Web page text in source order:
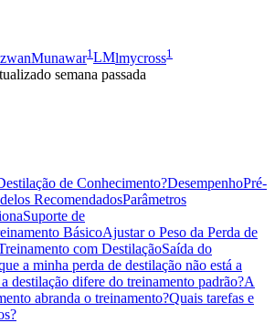
1 LMlmycross1
semana passada
de Conhecimento?DesempenhoPré-
RecomendadosParâmetros
Suporte de
BásicoAjustar o Peso da Perda de
com DestilaçãoSaída do
a minha perda de destilação não está a
destilação difere do treinamento padrão?A
abranda o treinamento?Quais tarefas e